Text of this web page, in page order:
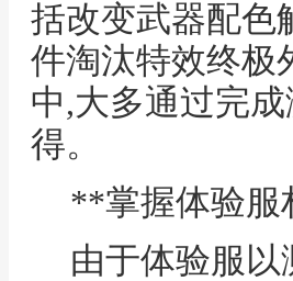
括改变武器配色
件淘汰特效终极
中,大多通过完
得。
**掌握体验服
由于体验服